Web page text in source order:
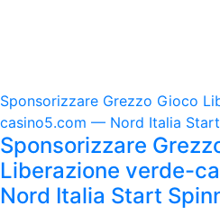
Sponsorizzare Grezzo Gioco
casino5.com — Nord Italia
Sponsorizzare
Liberazione verde-
Nord Italia Start